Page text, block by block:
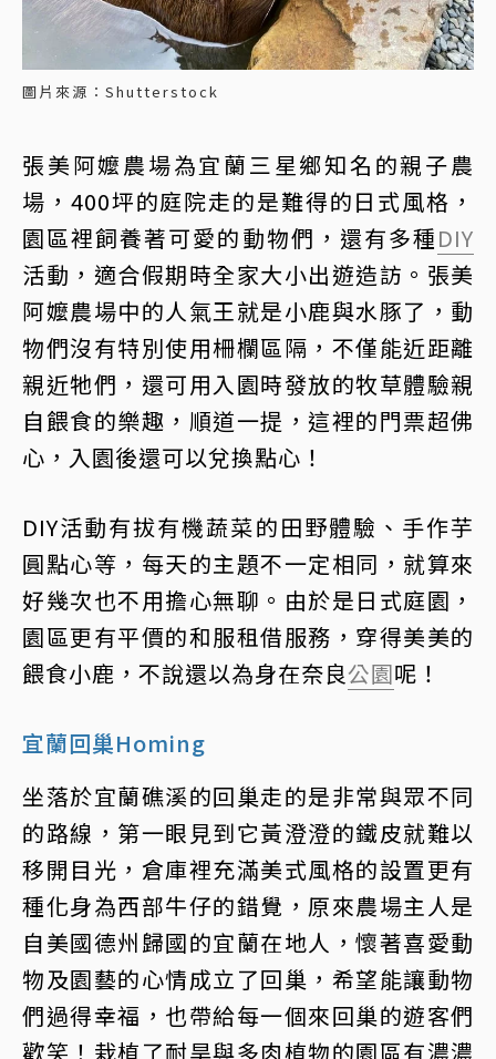
圖片來源：Shutterstock
張美阿嬤農場為宜蘭三星鄉知名的親子農
場，400坪的庭院走的是難得的日式風格，
園區裡飼養著可愛的動物們，還有多種DIY
活動，適合假期時全家大小出遊造訪。張美
阿嬤農場中的人氣王就是小鹿與水豚了，動
物們沒有特別使用柵欄區隔，不僅能近距離
親近牠們，還可用入園時發放的牧草體驗親
自餵食的樂趣，順道一提，這裡的門票超佛
心，入園後還可以兌換點心！
DIY活動有拔有機蔬菜的田野體驗、手作芋
圓點心等，每天的主題不一定相同，就算來
好幾次也不用擔心無聊。由於是日式庭園，
園區更有平價的和服租借服務，穿得美美的
餵食小鹿，不說還以為身在奈良公園呢！
宜蘭回巢Homing
坐落於宜蘭礁溪的回巢走的是非常與眾不同
的路線，第一眼見到它黃澄澄的鐵皮就難以
移開目光，倉庫裡充滿美式風格的設置更有
種化身為西部牛仔的錯覺，原來農場主人是
自美國德州歸國的宜蘭在地人，懷著喜愛動
物及園藝的心情成立了回巢，希望能讓動物
們過得幸福，也帶給每一個來回巢的遊客們
歡笑！栽植了耐旱與多肉植物的園區有濃濃